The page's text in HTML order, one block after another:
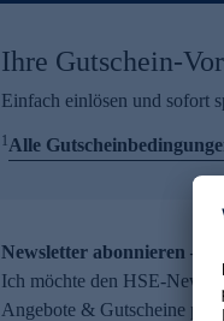
Ihre Gutschein-
Einfach einlösen und sofort
1Alle
Newsletter abonnieren –
Ich möchte den HSE-
Angebote & Gutscheine per